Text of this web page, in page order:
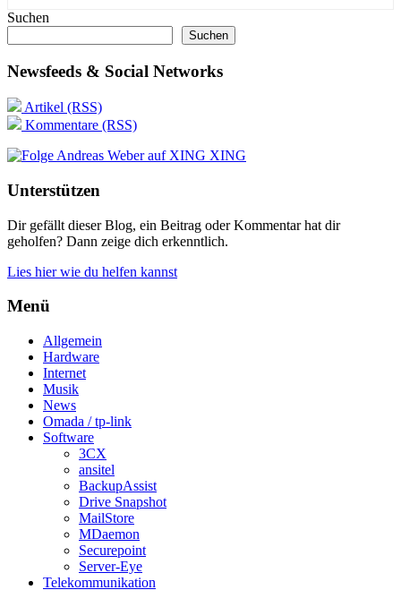
Suchen
Suchen
Newsfeeds & Social Networks
Artikel (RSS)
Kommentare (RSS)
XING
Unterstützen
Dir gefällt dieser Blog, ein Beitrag oder Kommentar hat dir
geholfen? Dann zeige dich erkenntlich.
Lies hier wie du helfen kannst
Menü
Allgemein
Hardware
Internet
Musik
News
Omada / tp-link
Software
3CX
ansitel
BackupAssist
Drive Snapshot
MailStore
MDaemon
Securepoint
Server-Eye
Telekommunikation